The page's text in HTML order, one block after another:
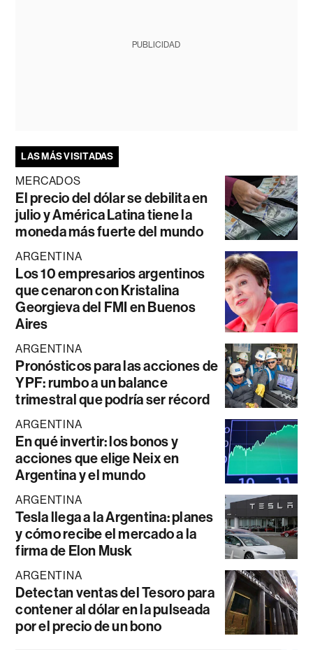
PUBLICIDAD
LAS MÁS VISITADAS
MERCADOS
El precio del dólar se debilita en
julio y América Latina tiene la
moneda más fuerte del mundo
ARGENTINA
Los 10 empresarios argentinos
que cenaron con Kristalina
Georgieva del FMI en Buenos
Aires
ARGENTINA
Pronósticos para las acciones de
YPF: rumbo a un balance
trimestral que podría ser récord
ARGENTINA
En qué invertir: los bonos y
acciones que elige Neix en
Argentina y el mundo
ARGENTINA
Tesla llega a la Argentina: planes
y cómo recibe el mercado a la
firma de Elon Musk
ARGENTINA
Detectan ventas del Tesoro para
contener al dólar en la pulseada
por el precio de un bono